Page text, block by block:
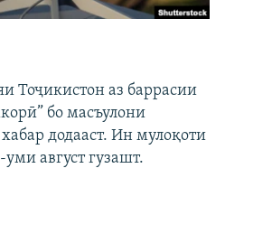
Тоҷикистон аз баррасии
бо масъулони
хабар додааст. Ин мулоқоти
август гузашт.